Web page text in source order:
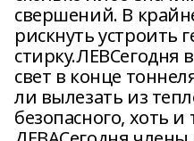
свершений. В
рискнуть устроить
стирку.ЛЕВСегодня
свет в конце
ли вылезать из
безопасного, хоть и